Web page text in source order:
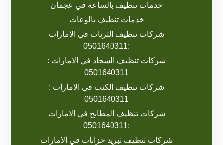
خدمات تنظيف بالساعة في عجمان
خدمات تنظيف بالوعات
شركات تنظيف الثريات في الامارات
:0501640311
شركات تنظيف السجاد في الامارات :
0501640311
شركات تنظيف الكنب في الامارات :
0501640311
شركات تنظيف المطابخ في الامارات
:0501640311
شركات تنظيف تبريد خزانات في الامارات